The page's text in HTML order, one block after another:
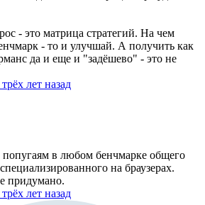
- это матрица стратегий. На чем
- то и улучшай. А получить как
да и еще и "задёшево" - это не
лет назад
в любом бенчмарке общего
на браузерах.
придумано.
лет назад